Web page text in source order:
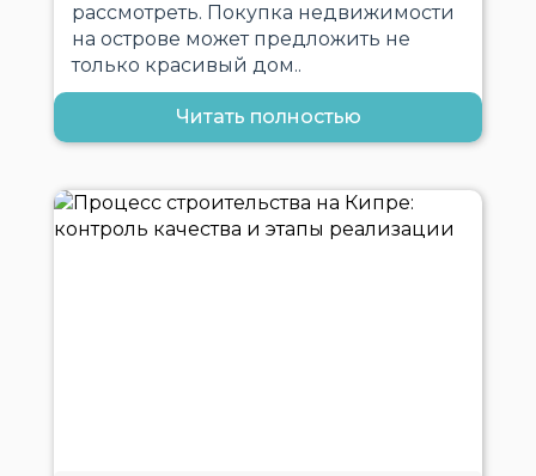
рассмотреть. Покупка недвижимости
на острове может предложить не
только красивый дом..
Читать полностью